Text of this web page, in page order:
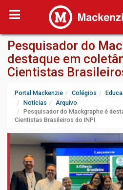
Pesquisador do
destaque em
Cientistas
Portal Mackenzie Colégios
Notícias
Arquivo
Pesquisador do Mackgraphe é
Cientistas Brasileiros do INPI